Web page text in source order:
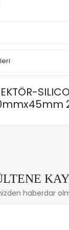
haberdar